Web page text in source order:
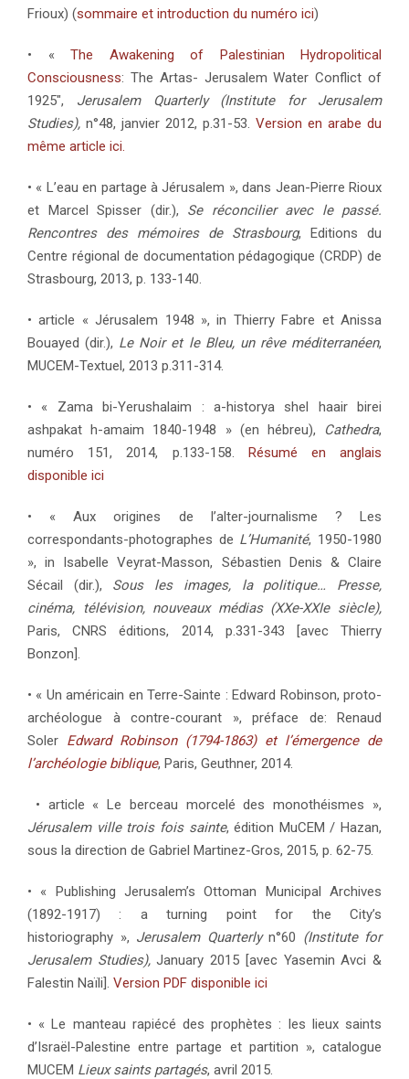
Frioux) (sommaire et introduction du numéro ici)
• « The Awakening of Palestinian Hydropolitical
Consciousness: The Artas- Jerusalem Water Conflict of
1925″, Jerusalem Quarterly (Institute for Jerusalem
Studies), n°48, janvier 2012, p.31-53. Version en arabe du
même article ici.
• « L’eau en partage à Jérusalem », dans Jean-Pierre Rioux
et Marcel Spisser (dir.), Se réconcilier avec le passé.
Rencontres des mémoires de Strasbourg, Editions du
Centre régional de documentation pédagogique (CRDP) de
Strasbourg, 2013, p. 133-140.
• article « Jérusalem 1948 », in Thierry Fabre et Anissa
Bouayed (dir.), Le Noir et le Bleu, un rêve méditerranéen,
MUCEM-Textuel, 2013 p.311-314.
• « Zama bi-Yerushalaim : a-historya shel haair birei
ashpakat h-amaim 1840-1948 » (en hébreu),
Cathedra,
numéro 151, 2014, p.133-158. Résumé en anglais
disponible ici
• « Aux origines de l’alter-journalisme ? Les
correspondants-photographes de L’Humanité, 1950-1980
», in Isabelle Veyrat-Masson, Sébastien Denis & Claire
Sécail (dir.), Sous les images, la politique… Presse,
cinéma, télévision, nouveaux médias (XXe-XXIe siècle),
Paris, CNRS éditions, 2014, p.331-343 [avec Thierry
Bonzon].
• « Un américain en Terre-Sainte : Edward Robinson, proto-
archéologue à contre-courant », préface de: Renaud
Soler Edward Robinson (1794-1863) et l’émergence de
l’archéologie biblique, Paris, Geuthner, 2014.
• article « Le berceau morcelé des monothéismes »,
Jérusalem ville trois fois sainte, édition MuCEM / Hazan,
sous la direction de Gabriel Martinez-Gros, 2015, p. 62-75.
• « Publishing Jerusalem’s Ottoman Municipal Archives
(1892-1917) : a turning point for the City’s
historiography », Jerusalem Quarterly n°60 (Institute for
Jerusalem Studies),January 2015 [avec Yasemin Avci &
Falestin Naïli]. Version PDF disponible ici
• « Le manteau rapiécé des prophètes : les lieux saints
d’Israël-Palestine entre partage et partition », catalogue
MUCEM Lieux saints partagés, avril 2015.